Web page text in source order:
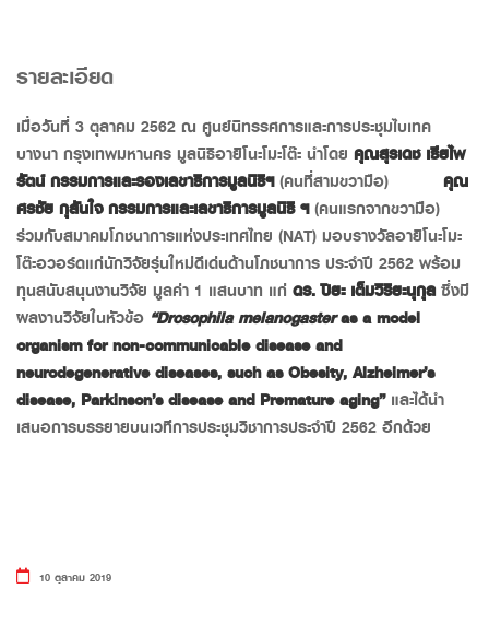
รายละเอียด
เมื่อวันที่ 3 ตุลาคม 2562 ณ ศูนย์นิทรรศการและการประชุมไบเทค
บางนา กรุงเทพมหานคร มูลนิธิอายิโนะโมะโต๊ะ นำโดยคุณสุรเดช เธียไพ
รัตน์ กรรมการและรองเลขาธิการมูลนิธิฯ(คนที่สามขวามือ)คุณ
ศรชัย กุสันใจ กรรมการและเลขาธิการมูลนิธิ ฯ(คนแรกจากขวามือ)
ร่วมกับสมาคมโภชนาการแห่งประเทศไทย (NAT) มอบรางวัลอายิโนะโมะ
โต๊ะอวอร์ดแก่นักวิจัยรุ่นใหม่ดีเด่นด้านโภชนาการ ประจำปี 2562 พร้อม
ทุนสนับสนุนงานวิจัย มูลค่า 1 แสนบาท แก่ดร. ปิยะ เต็มวิริยะนุกุลซึ่งมี
ผลงานวิจัยในหัวข้อ “Drosophila melanogasteras a model
organism for non-communicable disease and
neurodegenerative diseases, such as Obesity, Alzheimer’s
disease, Parkinson’s disease and Premature aging”และได้นำ
เสนอการบรรยายบนเวทีการประชุมวิชาการประจำปี 2562 อีกด้วย
10 ตุลาคม 2019